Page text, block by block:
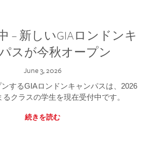
– 新しいGIAロンドンキ
スが今秋オープン
June 3, 2026
するGIAロンドンキャンパスは、2026
クラスの学生を現在受付中です。
続きを読む